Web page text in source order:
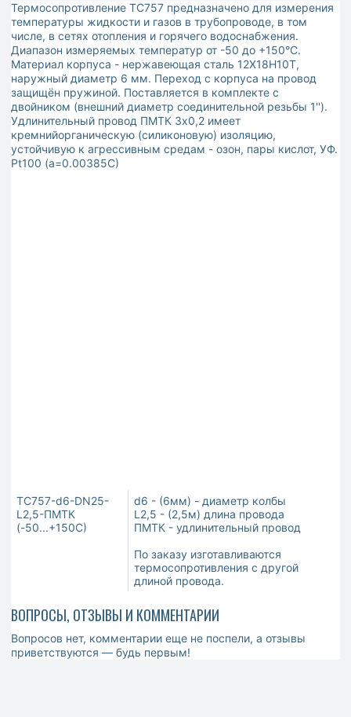
Термосопротивление ТС757 предназначено для измерения
температуры жидкости и газов в трубопроводе, в том
числе, в сетях отопления и горячего водоснабжения.
Диапазон измеряемых температур от -50 до +150°С.
Материал корпуса - нержавеющая сталь 12Х18Н10Т,
наружный диаметр 6 мм. Переход с корпуса на провод
защищён пружиной. Поставляется в комплекте с
двойником (внешний диаметр соединительной резьбы 1'').
Удлинительный провод ПМТК 3х0,2 имеет
кремнийорганическую (силиконовую) изоляцию,
устойчивую к агрессивным средам - озон, пары кислот, УФ.
Pt100 (a=0.00385C)
ТС757-d6-DN25-
L2,5-ПМТК
(-50...+150С)
d6 - (6мм) - диаметр колбы
L2,5 - (2,5м) длина провода
ПМТК - удлинительный провод
По заказу изготавливаются
термосопротивления с другой
длиной провода.
ВОПРОСЫ, ОТЗЫВЫ И КОММЕНТАРИИ
Вопросов нет, комментарии еще не поспели, а отзывы
приветствуются — будь первым!